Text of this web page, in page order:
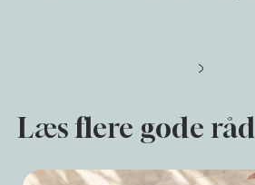
Læs flere gode råd